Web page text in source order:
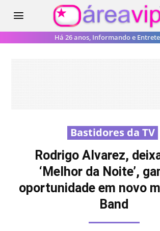
Há 26 anos, Informando e
Bastidores da TV
Rodrigo Alvarez,
‘Melhor da Noite’,
oportunidade em novo
Band